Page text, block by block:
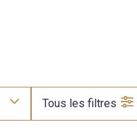
Tous les filtres